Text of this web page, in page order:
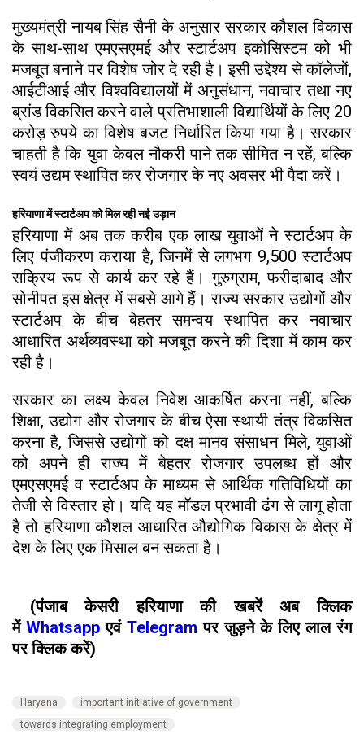
मुख्यमंत्री नायब सिंह सैनी के अनुसार सरकार कौशल विकास
के साथ-साथ एमएसएमई और स्टार्टअप इकोसिस्टम को भी
मजबूत बनाने पर विशेष जोर दे रही है। इसी उद्देश्य से कॉलेजों,
आईटीआई और विश्वविद्यालयों में अनुसंधान, नवाचार तथा नए
ब्रांड विकसित करने वाले प्रतिभाशाली विद्यार्थियों के लिए 20
करोड़ रुपये का विशेष बजट निर्धारित किया गया है। सरकार
चाहती है कि युवा केवल नौकरी पाने तक सीमित न रहें, बल्कि
स्वयं उद्यम स्थापित कर रोजगार के नए अवसर भी पैदा करें।
हरियाणा में स्टार्टअप को मिल रही नई उड़ान
हरियाणा में अब तक करीब एक लाख युवाओं ने स्टार्टअप के
लिए पंजीकरण कराया है, जिनमें से लगभग 9,500 स्टार्टअप
सक्रिय रूप से कार्य कर रहे हैं। गुरुग्राम, फरीदाबाद और
सोनीपत इस क्षेत्र में सबसे आगे हैं। राज्य सरकार उद्योगों और
स्टार्टअप के बीच बेहतर समन्वय स्थापित कर नवाचार
आधारित अर्थव्यवस्था को मजबूत करने की दिशा में काम कर
रही है।
सरकार का लक्ष्य केवल निवेश आकर्षित करना नहीं, बल्कि
शिक्षा, उद्योग और रोजगार के बीच ऐसा स्थायी तंत्र विकसित
करना है, जिससे उद्योगों को दक्ष मानव संसाधन मिले, युवाओं
को अपने ही राज्य में बेहतर रोजगार उपलब्ध हों और
एमएसएमई व स्टार्टअप के माध्यम से आर्थिक गतिविधियों का
तेजी से विस्तार हो। यदि यह मॉडल प्रभावी ढंग से लागू होता
है तो हरियाणा कौशल आधारित औद्योगिक विकास के क्षेत्र में
देश के लिए एक मिसाल बन सकता है।
(पंजाब केसरी हरियाणा की खबरें अब क्लिक
में Whatsappएवं Telegram पर जुड़ने के लिए लाल रंग
पर क्लिक करें)
Haryana
important initiative of government
towards integrating employment